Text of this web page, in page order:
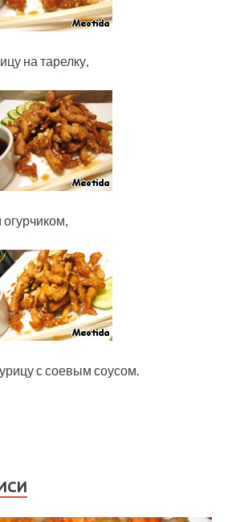
на тарелку,
с соевым соусом.